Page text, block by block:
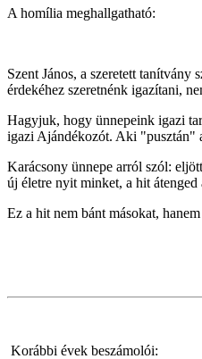
A homília meghallgatható:
Szent János, a szeretett
érdekéhez szeretnénk igazítani,
Hagyjuk, hogy ünnepeink igazi
igazi Ajándékozót. Aki "pusztán"
Karácsony ünnepe arról szól:
új életre nyit minket, a hit
Ez a hit nem bánt másokat,
Korábbi évek beszámolói: